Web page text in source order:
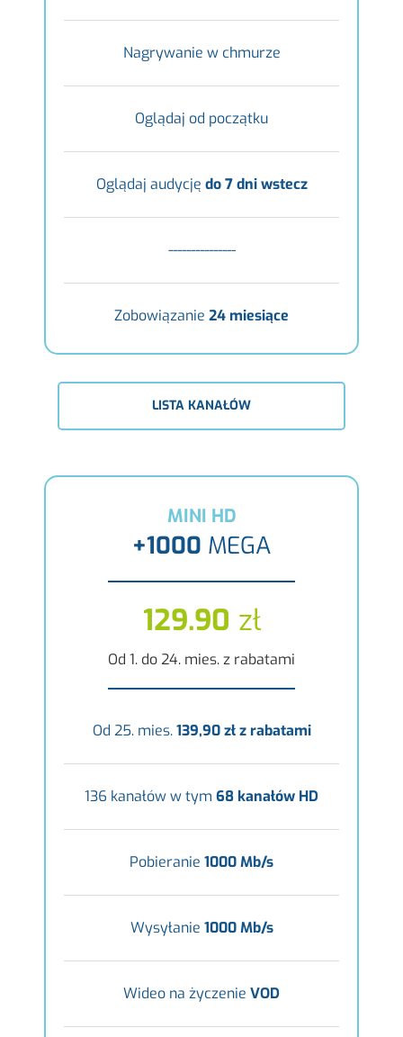
Nagrywanie w chmurze
Oglądaj od początku
Oglądaj audycję do 7 dni wstecz
---------------
Zobowiązanie 24 miesiące
LISTA KANAŁÓW
MINI HD
+1000 MEGA
129.90 zł
Od 1. do 24. mies. z rabatami
Od 25. mies.139,90 zł z rabatami
136 kanałów w tym 68 kanałów HD
Pobieranie 1000 Mb/s
Wysyłanie 1000 Mb/s
Wideo na życzenie VOD